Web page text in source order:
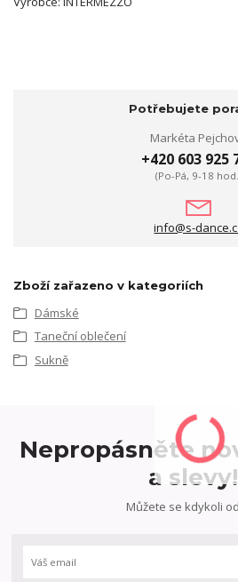
Potřebujete
Markéta
+420 603 925
(Po-Pá, 9-18
info@s-
Zboží zařazeno v kategoriích
Dámské
Taneční oblečení
Sukně
Nepropásněte
a slevy!
Můžete se kdykoli